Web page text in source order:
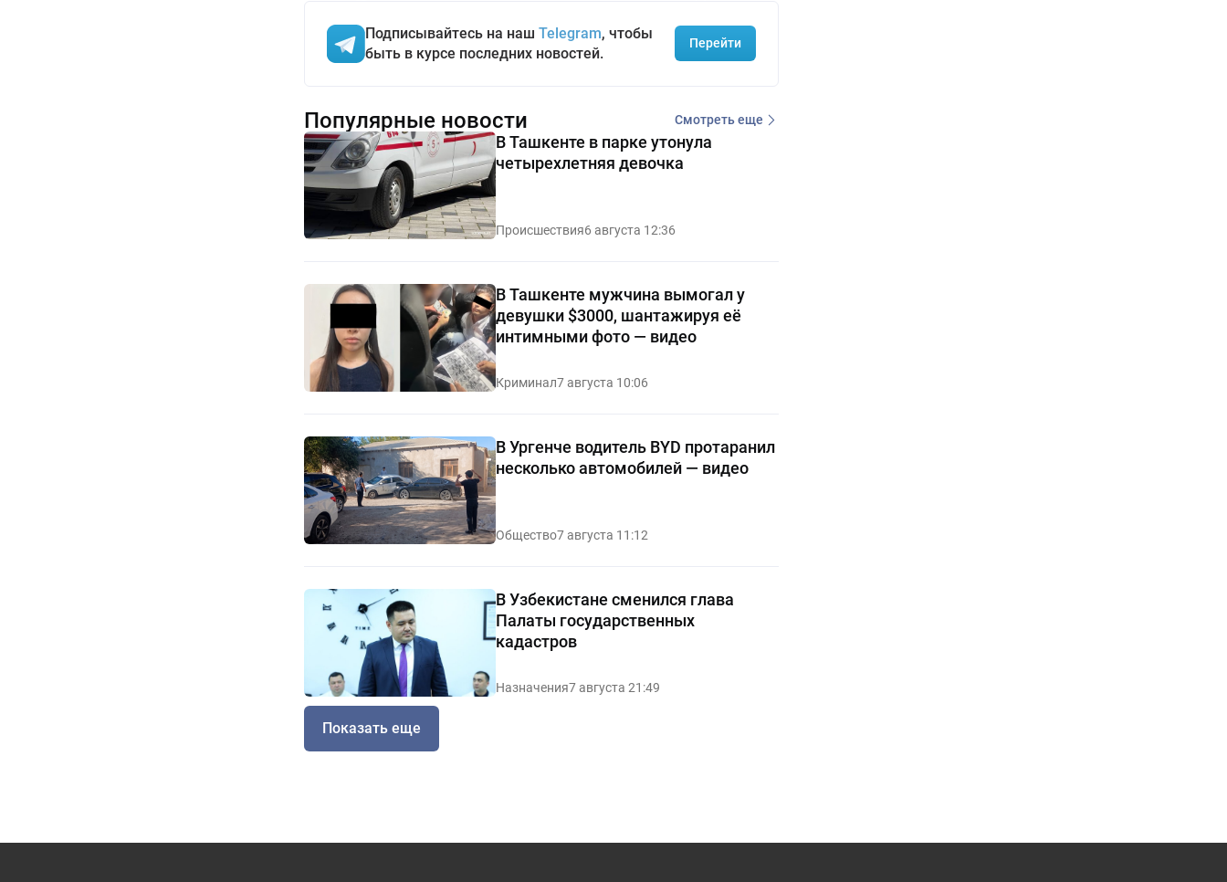
Подписывайтесь на наш Telegram, чтобы
быть в курсе последних новостей.
Перейти
Популярные новости Смотреть еще
В Ташкенте в парке утонула
четырехлетняя девочка
Происшествия6 августа 12:36
В Ташкенте мужчина вымогал у
девушки $3000, шантажируя её
интимными фото — видео
Криминал7 августа 10:06
В Ургенче водитель BYD протаранил
несколько автомобилей — видео
Общество7 августа 11:12
В Узбекистане сменился глава
Палаты государственных
кадастров
Назначения7 августа 21:49
Показать еще